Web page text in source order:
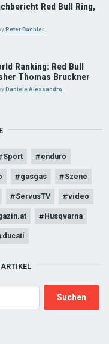
Red Bull Ring,
Peter Bachler
Ranking: Red Bull
Thomas Bruckner
Daniele Alessandro
Sport enduro
gasgas Szene
ServusTV video
Husqvarna
ducati